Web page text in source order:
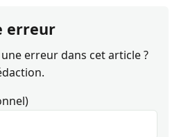
erreur
erreur dans cet article ?